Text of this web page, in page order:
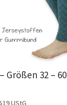
Größen 32 – 60
UStG